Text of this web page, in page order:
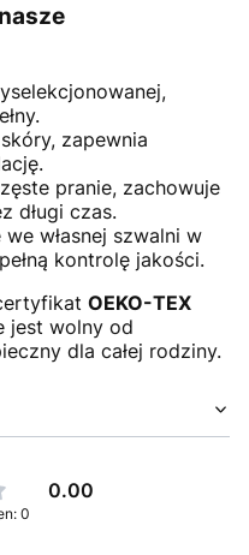
zapewnia
pranie, zachowuje
długi czas.
we własnej szwalni w
kontrolę jakości.
OEKO-TEX
jest wolny od
dla całej rodziny.
0.00
0